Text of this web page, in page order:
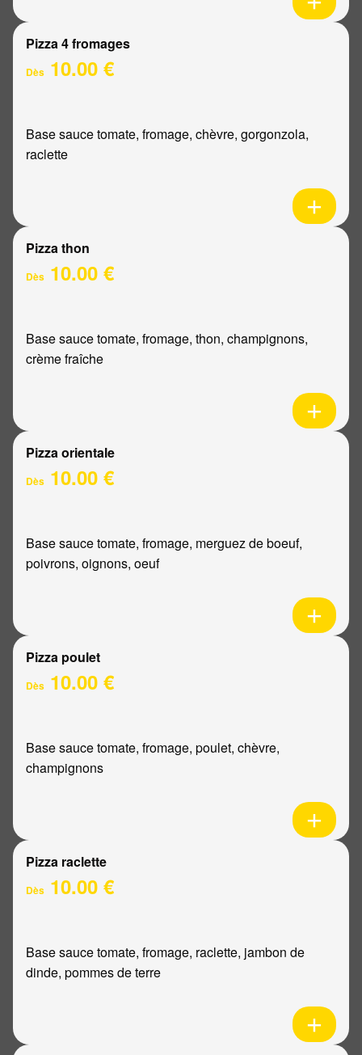
Pizza 4 fromages
Dès 10.00 €
Base sauce tomate, fromage, chèvre, gorgonzola,
raclette
Pizza thon
Dès 10.00 €
Base sauce tomate, fromage, thon, champignons,
crème fraîche
Pizza orientale
Dès 10.00 €
Base sauce tomate, fromage, merguez de boeuf,
poivrons, oignons, oeuf
Pizza poulet
Dès 10.00 €
Base sauce tomate, fromage, poulet, chèvre,
champignons
Pizza raclette
Dès 10.00 €
Base sauce tomate, fromage, raclette, jambon de
dinde, pommes de terre